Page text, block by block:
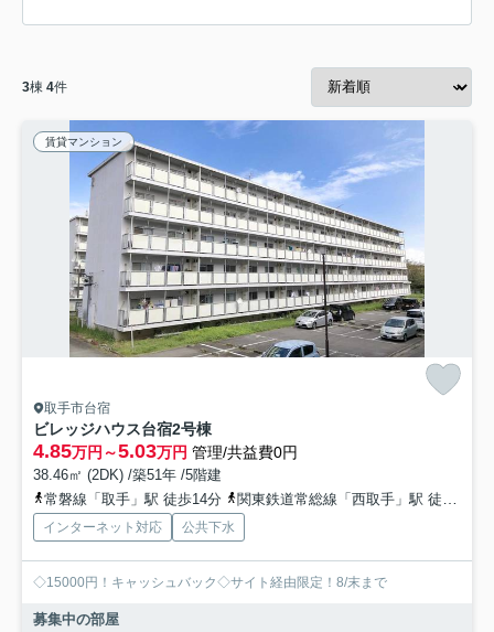
3棟 4件
賃貸マンション
取手市台宿
ビレッジハウス台宿2号棟
4.85万円～5.03万円 管理/共益費0円
38.46㎡ (2DK) /築51年 /5階建
常磐線「取手」駅 徒歩14分
関東鉄道常総線「西取手」駅 徒歩28分
インターネット対応 公共下水
◇15000円！キャッシュバック◇サイト経由限定！8/末まで
募集中の部屋